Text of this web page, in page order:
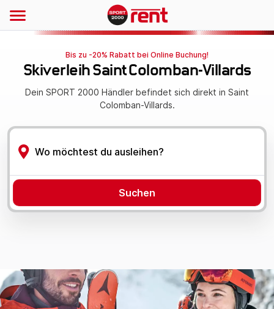
Bis zu -20% Rabatt bei Online Buchung!
Skiverleih Saint Colomban-Villards
Dein SPORT 2000 Händler befindet sich direkt in Saint
Colomban-Villards.